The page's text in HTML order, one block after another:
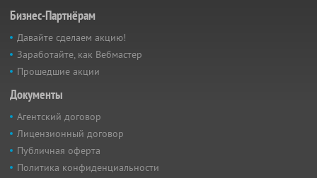
Бизнес-Партнёрам
Давайте сделаем акцию!
Заработайте, как Вебмастер
Прошедшие акции
Документы
Агентский договор
Лицензионный договор
Публичная оферта
Политика конфиденциальности